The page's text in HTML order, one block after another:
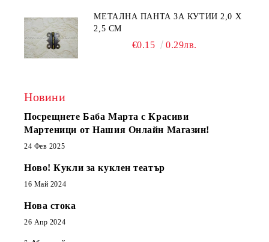
МЕТАЛНА ПАНТА ЗА КУТИИ 2,0 Х
2,5 СМ
€0.15 0.29лв.
Новини
Посрещнете Баба Марта с Красиви
Мартеници от Нашия Онлайн Магазин!
24 Фев 2025
Ново! Кукли за куклен театър
16 Май 2024
Нова стока
26 Апр 2024